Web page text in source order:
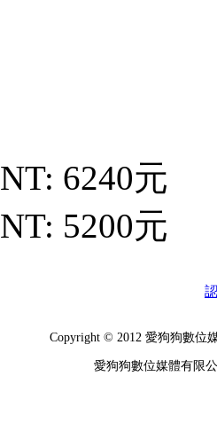
NT: 6240元
NT: 5200元
Copyright © 2012 愛狗狗數位
愛狗狗數位媒體有限